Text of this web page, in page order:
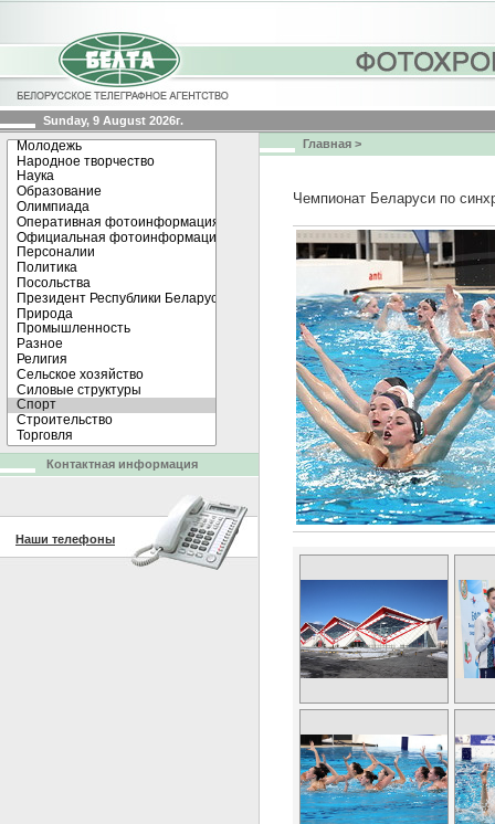
Sunday, 9 August 2026г.
Главная >
Чемпионат Беларуси по
Контактная информация
Наши телефоны